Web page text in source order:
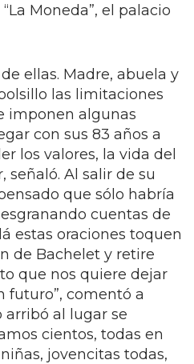
Moneda”, el palacio
ellas. Madre, abuela y
las limitaciones
imponen algunas
con sus 83 años a
los valores, la vida del
señaló. Al salir de su
que sólo habría
cuentas de
estas oraciones toquen
de Bachelet y retire
que nos quiere dejar
futuro”, comentó a
arribó al lugar se
cientos, todas en
jovencitas todas,